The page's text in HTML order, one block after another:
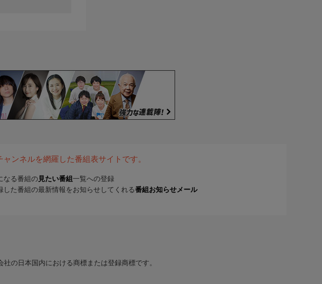
ンネルを網羅した番組表サイトです。
なる番組の 見たい番組 一覧への登録
した番組の最新情報をお知らせしてくれる番組お知らせメール
の日本国内における商標または登録商標です。